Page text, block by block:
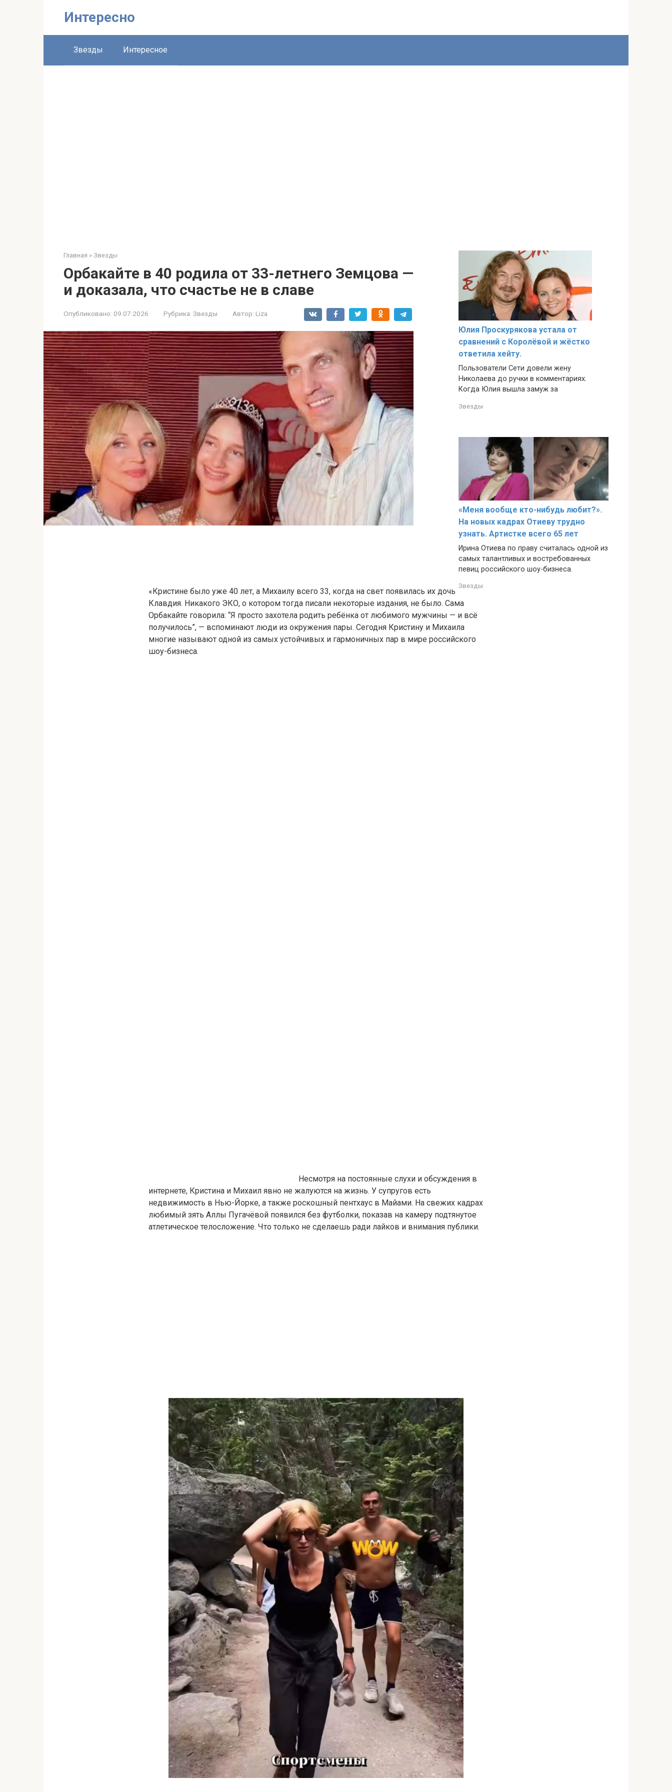
Интересно
Звезды Интересное
Главная » Звезды
Орбакайте в 40 родила от 33-летнего Земцова —
и доказала, что счастье не в славе
Опубликовано: 09.07.2026 Рубрика: Звезды Автор: Liza
«Кристине было уже 40 лет, а Михаилу всего 33, когда на свет появилась их дочь
Клавдия. Никакого ЭКО, о котором тогда писали некоторые издания, не было. Сама
Орбакайте говорила: “Я просто захотела родить ребёнка от любимого мужчины — и всё
получилось”, — вспоминают люди из окружения пары. Сегодня Кристину и Михаила
многие называют одной из самых устойчивых и гармоничных пар в мире российского
шоу-бизнеса.
Несмотря на постоянные слухи и обсуждения в
интернете, Кристина и Михаил явно не жалуются на жизнь. У супругов есть
недвижимость в Нью-Йорке, а также роскошный пентхаус в Майами. На свежих кадрах
любимый зять Аллы Пугачёвой появился без футболки, показав на камеру подтянутое
атлетическое телосложение. Что только не сделаешь ради лайков и внимания публики.
Юлия Проскурякова устала от
сравнений с Королёвой и жёстко
ответила хейту.
Пользователи Сети довели жену
Николаева до ручки в комментариях.
Когда Юлия вышла замуж за
Звезды
«Меня вообще кто-нибудь любит?».
На новых кадрах Отиеву трудно
узнать. Артистке всего 65 лет
Ирина Отиева по праву считалась одной из
самых талантливых и востребованных
певиц российского шоу-бизнеса.
Звезды